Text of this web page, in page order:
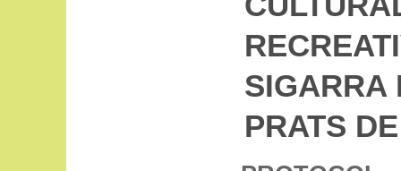
SIGARRA
PRATS